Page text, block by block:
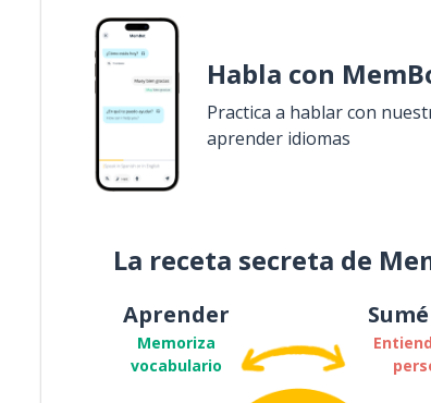
Habla con
Practica a hablar con
aprender idiomas
La receta secreta de
Aprender
Memoriza
vocabulario